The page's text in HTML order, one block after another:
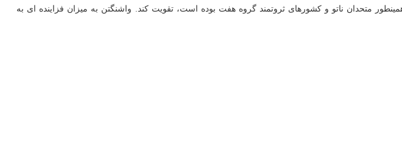
متحدان ناتو و کشورهای ثروتمند گروه هفت بوده است، تقویت کند. واشنگتن به میزان فزاینده ای به